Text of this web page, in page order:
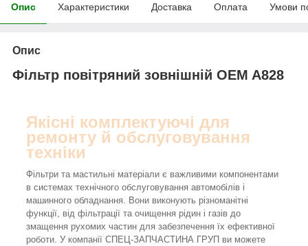
Опис Характеристики Доставка Оплата Умови
Опис
Фільтр повітряний зовнішній OEM A828
Якісні комплектуючі для
ремонту й обслуговування
техніки
Фільтри та мастильні матеріали є важливими компонентами
в системах технічного обслуговування автомобілів і
машинного обладнання. Вони виконують різноманітні
функції, від фільтрації та очищення рідин і газів до
змащення рухомих частин для забезпечення їх ефективної
роботи. У компанії СПЕЦ-ЗАПЧАСТИНА ГРУП ви можете